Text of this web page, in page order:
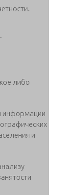
либо
информации
и